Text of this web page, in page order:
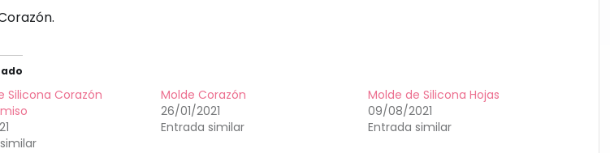
Silicona Corazón
Molde Corazón
26/01/2021
Entrada similar
Molde de Silicona Hojas
09/08/2021
Entrada similar